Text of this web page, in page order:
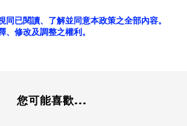
同已閱讀、了解並同意本政策之全部內容。
、修改及調整之權利。
您可能喜歡...